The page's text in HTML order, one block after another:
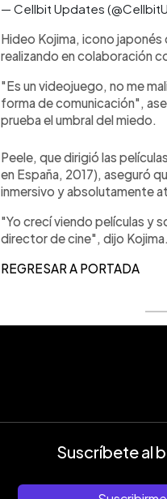
— Cellbit Updates
Hideo Kojima, icono
realizando en colaboración
"Es un videojuego, no me
forma de comunicación",
prueba el umbral del miedo.
Peele, que dirigió las
en España, 2017), aseguró
inmersivo y absolutamente
"Yo crecí viendo películas y
director de cine", dijo
REGRESAR A PORTADA
Suscríbete al